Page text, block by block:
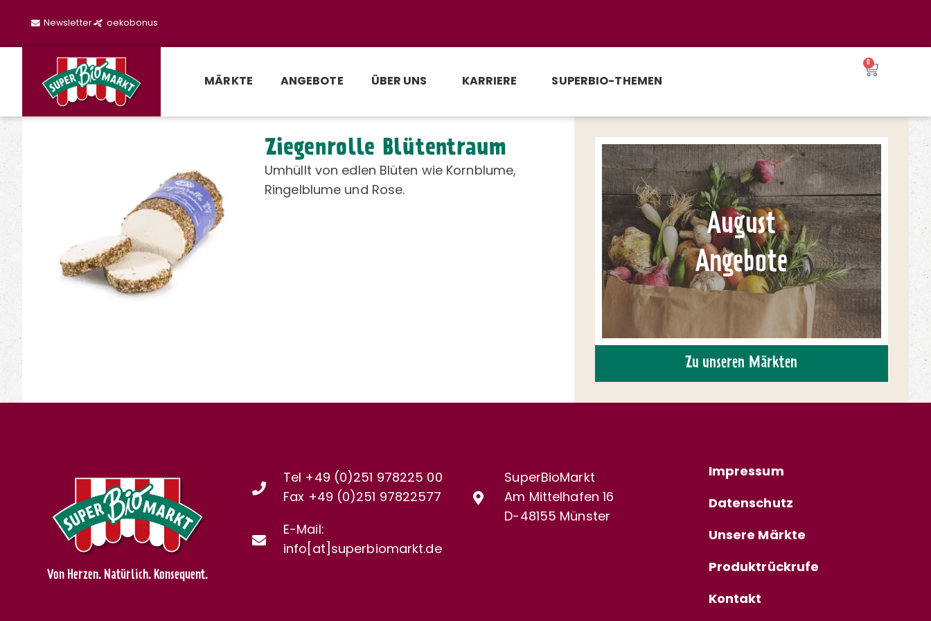
Newsletter oekobonus
MÄRKTE ANGEBOTE ÜBER UNS KARRIERE SUPERBIO-THEMEN
0
Ziegenrolle Blütentraum
Umhüllt von edlen Blüten wie Kornblume,
Ringelblume und Rose.
August
Angebote
Zu unseren Märkten
Von Herzen. Natürlich. Konsequent.
Tel +49 (0)251 978225 00
Fax +49 (0)251 97822577
E-Mail:
info[at]superbiomarkt.de
SuperBioMarkt
Am Mittelhafen 16
D-48155 Münster
Impressum
Datenschutz
Unsere Märkte
Produktrückrufe
Kontakt